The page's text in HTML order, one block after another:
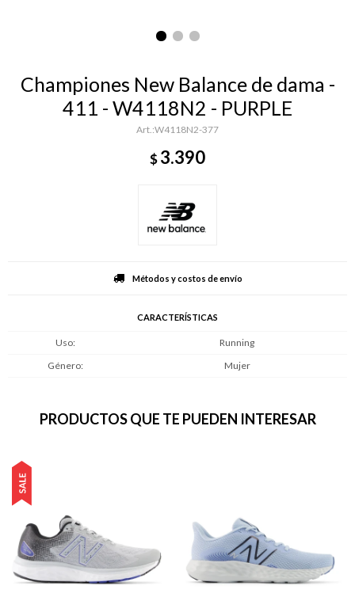
Championes New Balance de dama -
411 - W4118N2 - PURPLE
W4118N2-377
$3.390
Métodos y costos de envío
CARACTERÍSTICAS
Uso
Running
Género
Mujer
PRODUCTOS QUE TE PUEDEN INTERESAR